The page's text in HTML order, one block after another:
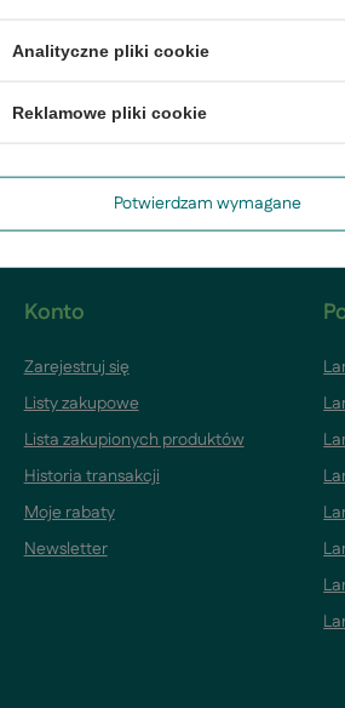
biały gwiezdne niebo IP20
101,00 zł
Konto
Zarejestruj się
Listy zakupowe
Lista zakupionych produktów
Historia transakcji
Moje rabaty
Newsletter
Analityczne pliki cookie
Reklamowe pliki cookie
Potwierdzam wymagane